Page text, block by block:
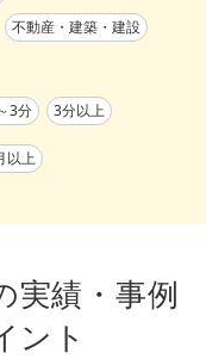
不動産・建築・建設
3分 3分以上
以上
実績・事例
ント